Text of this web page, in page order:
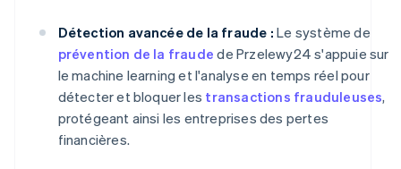
Détection avancée de la fraude : Le système de
prévention de la fraude de Przelewy24 s'appuie sur
le machine learning et l'analyse en temps réel pour
détecter et bloquer les transactions frauduleuses,
protégeant ainsi les entreprises des pertes
financières.